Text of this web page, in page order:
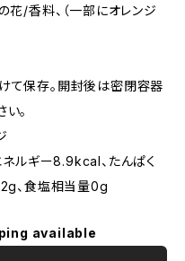
花/香料、（一部にオレンジ
て保存。開封後は密閉容器
。
ルギー8.9kcal、たんぱく
、食塩相当量0g
available